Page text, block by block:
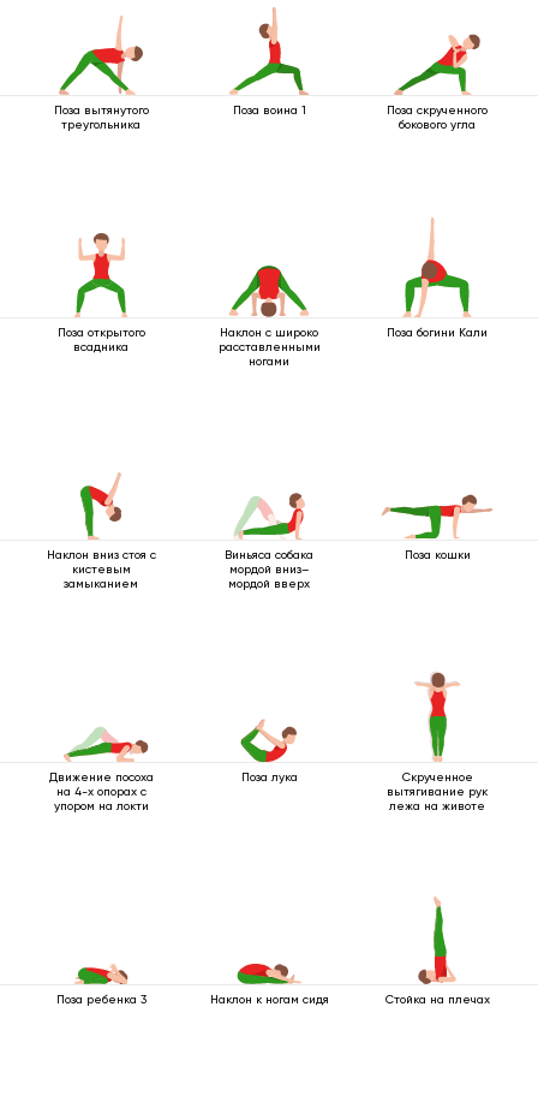
Поза вытянутого
треугольника
Поза воина 1
Поза скрученного
бокового угла
Поза открытого
всадника
Наклон с широко
расставленными
ногами
Поза богини Кали
Наклон вниз стоя с
кистевым
замыканием
Виньяса собака
мордой вниз–
мордой вверх
Поза кошки
Движение посоха
на 4-х опорах с
упором на локти
Поза лука
Скрученное
вытягивание рук
лежа на животе
Поза ребенка 3 Наклон к ногам сидя Стойка на плечах